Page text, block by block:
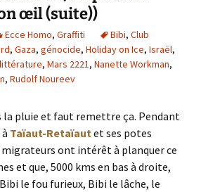
œil (suite))
Ecce Homo, Graffiti Bibi, Club
, Gaza, génocide, Holiday on Ice, Israël,
littérature, Mars 2221, Nanette Workman,
, Rudolf Noureev
la pluie et faut remettre ça. Pendant
Taïaut-Retaïautet ses potes
migrateurs ont intérêt à planquer ce
et que, 5000 kms en bas à droite,
le fou furieux, Bibi le lâche, le